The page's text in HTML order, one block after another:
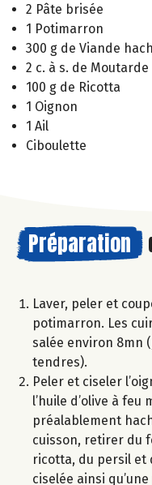
2 Pâte brisée
1 Potimarron
300 g de Viande
2 c. à s. de Moutarde
100 g de Ricotta
1 Oignon
1 Ail
Ciboulette
Préparation
Laver, peler et
potimarron. Les
salée environ 8mn
tendres).
Peler et ciseler
l’huile d’olive à feu
préalablement
cuisson, retirer du
ricotta, du persil et
ciselée ainsi